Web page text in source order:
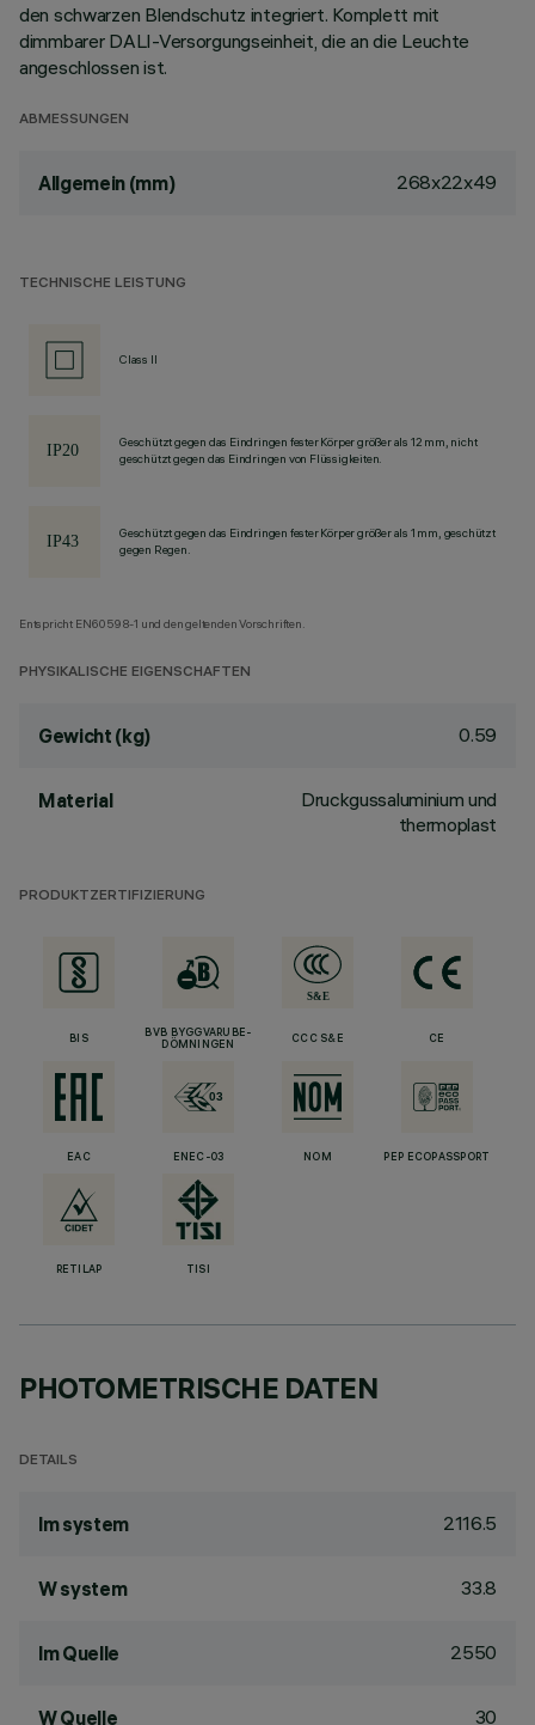
den schwarzen Blendschutz integriert. Komplett mit
dimmbarer DALI-Versorgungseinheit, die an die Leuchte
angeschlossen ist.
ABMESSUNGEN
Allgemein (mm) 268x22x49
TECHNISCHE LEISTUNG
Class II
Geschützt gegen das Eindringen fester Körper größer als 12 mm, nicht
geschützt gegen das Eindringen von Flüssigkeiten.
Geschützt gegen das Eindringen fester Körper größer als 1 mm, geschützt
gegen Regen.
Entspricht EN60598-1 und den geltenden Vorschriften.
PHYSIKALISCHE EIGENSCHAFTEN
Gewicht (kg) 0.59
Material
Druckgussaluminium und
thermoplast
PRODUKTZERTIFIZIERUNG
BIS
BVB BYGGVARUBE-
DÖMNINGEN
CCC S&E CE
EAC ENEC-03 NOM PEP ECOPASSPORT
RETILAP TISI
PHOTOMETRISCHE DATEN
DETAILS
lm system 2116.5
W system 33.8
lm Quelle 2550
W Quelle 30